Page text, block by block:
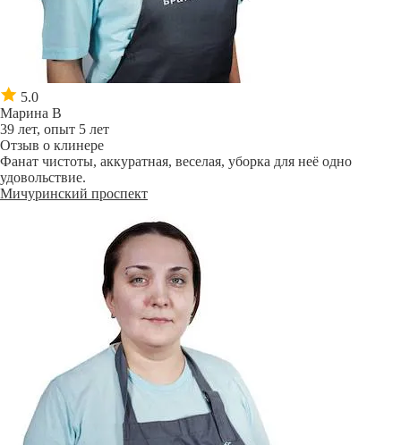
5.0
Марина В
39 лет, опыт 5 лет
Отзыв о клинере
Фанат чистоты, аккуратная, веселая, уборка для неё одно
удовольствие.
Мичуринский проспект